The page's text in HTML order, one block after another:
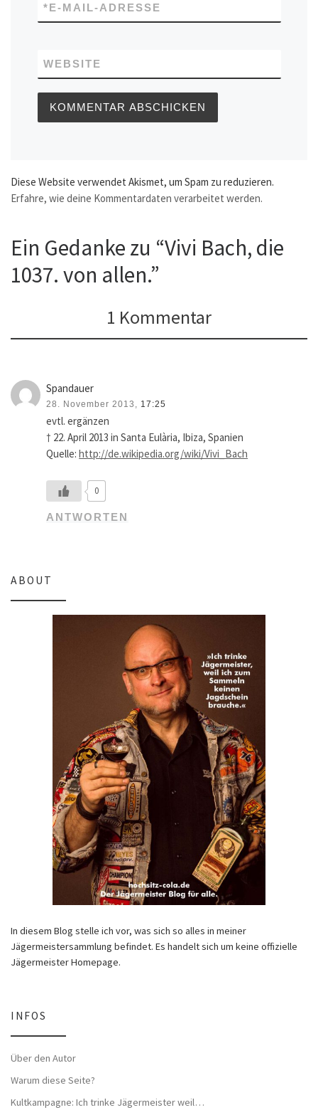
E-MAIL-ADRESSE
*
WEBSITE
Diese Website verwendet Akismet, um Spam zu reduzieren.
Erfahre, wie deine Kommentardaten verarbeitet werden.
Ein Gedanke zu “Vivi Bach, die
1037. von allen.”
1 Kommentar
Spandauer
28. November 2013, 17:25
evtl. ergänzen
† 22. April 2013 in Santa Eulària, Ibiza, Spanien
Quelle:http://de.wikipedia.org/wiki/Vivi_Bach
0
ANTWORTEN
ABOUT
In diesem Blog stelle ich vor, was sich so alles in meiner
Jägermeistersammlung befindet. Es handelt sich um keine offizielle
Jägermeister Homepage.
INFOS
Über den Autor
Warum diese Seite?
Kultkampagne: Ich trinke Jägermeister weil…